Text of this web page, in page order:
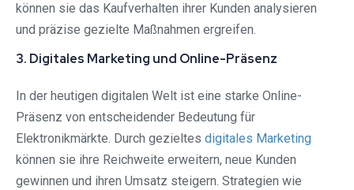
können sie das Kaufverhalten ihrer Kunden analysieren
und präzise gezielte Maßnahmen ergreifen.
3. Digitales Marketing und Online-Präsenz
In der heutigen digitalen Welt ist eine starke Online-
Präsenz von entscheidender Bedeutung für
Elektronikmärkte. Durch gezieltes digitales Marketing
können sie ihre Reichweite erweitern, neue Kunden
gewinnen und ihren Umsatz steigern. Strategien wie